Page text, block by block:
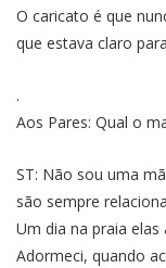
O caricato é que
que estava claro
.
Aos Pares: Qual o
ST: Não sou uma
são sempre
Um dia na praia
Adormeci, quando